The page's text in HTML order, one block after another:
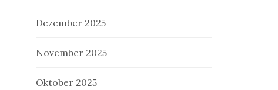
Dezember 2025
November 2025
Oktober 2025